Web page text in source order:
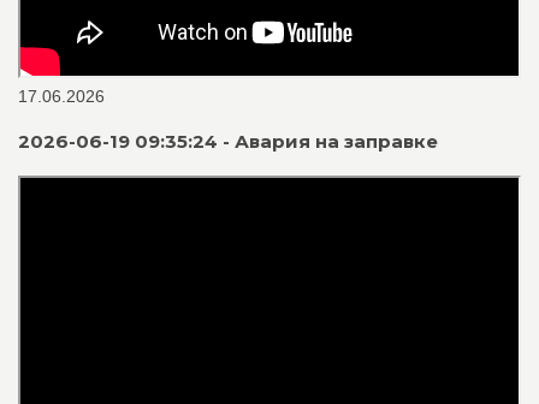
17.06.2026
2026-06-19 09:35:24 - Авария на заправке